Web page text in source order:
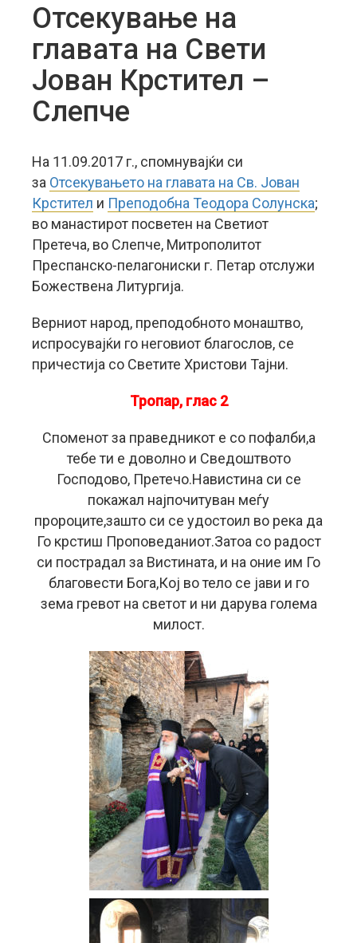
Отсекување на
главата на Свети
Јован Крстител –
Слепче
На 11.09.2017 г., спомнувајќи си
за Отсекувањето на главата на Св. Јован
Крстител и Преподобна Теодора Солунска;
во манастирот посветен на Светиот
Претеча, во Слепче, Митрополитот
Преспанско-пелагониски г. Петар отслужи
Божествена Литургија.
Верниот народ, преподобното монаштво,
испросувајќи го неговиот благослов, се
причестија со Светите Христови Тајни.
Тропар, глас 2
Споменот за праведникот е со пофалби,а
тебе ти е доволно и Сведоштвото
Господово, Претечо.Навистина си се
покажал најпочитуван меѓу
пророците,зашто си се удостоил во река да
Го крстиш Проповеданиот.Затоа со радост
си пострадал за Вистината, и на оние им Го
благовести Бога,Кој во тело се јави и го
зема гревот на светот и ни дарува голема
милост.